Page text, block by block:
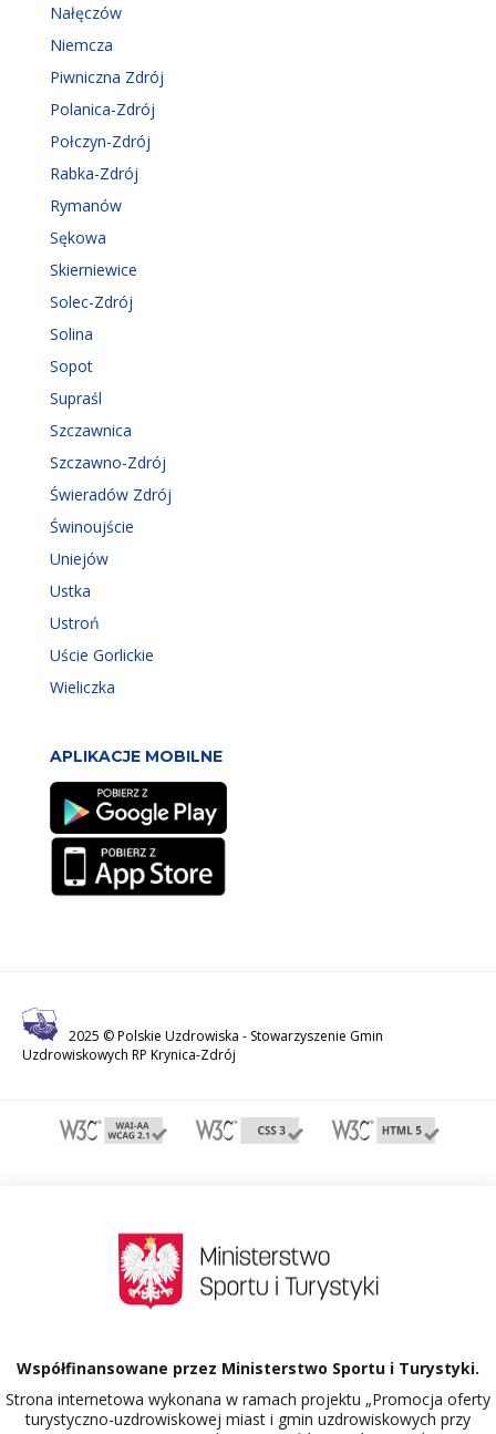
Nałęczów
Niemcza
Piwniczna Zdrój
Polanica-Zdrój
Połczyn-Zdrój
Rabka-Zdrój
Rymanów
Sękowa
Skierniewice
Solec-Zdrój
Solina
Sopot
Supraśl
Szczawnica
Szczawno-Zdrój
Świeradów Zdrój
Świnoujście
Uniejów
Ustka
Ustroń
Uście Gorlickie
Wieliczka
APLIKACJE MOBILNE
2025 © Polskie Uzdrowiska - Stowarzyszenie Gmin
Uzdrowiskowych RP Krynica-Zdrój
Współfinansowane przez Ministerstwo Sportu i Turystyki.
Strona internetowa wykonana w ramach projektu „Promocja oferty
turystyczno-uzdrowiskowej miast i gmin uzdrowiskowych przy